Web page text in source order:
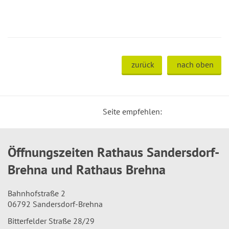
zurück nach oben
Seite empfehlen:
Öffnungszeiten Rathaus Sandersdorf-
Brehna und Rathaus Brehna
Bahnhofstraße 2
06792 Sandersdorf-Brehna
Bitterfelder Straße 28/29